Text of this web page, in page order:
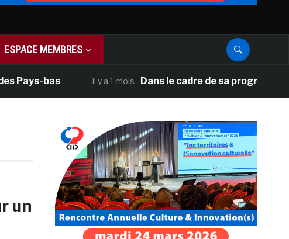
ESPACE MEMBRES
bas il y a 1 mois Dans le cadre de sa programmation
un